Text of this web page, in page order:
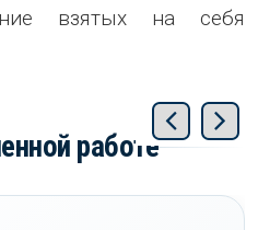
взятых на себя
работе